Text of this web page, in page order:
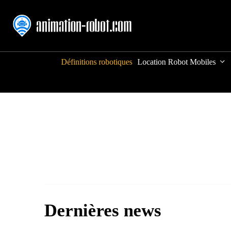
contenu
Définitions robotiques Location Robot Mobiles
Dernières news